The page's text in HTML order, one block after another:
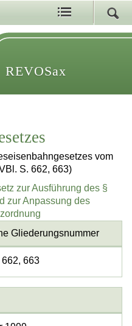
REVOSax
vom
S. 662, 663)
zur Ausführung des §
zur Anpassung des
Gliederungsnummer
663